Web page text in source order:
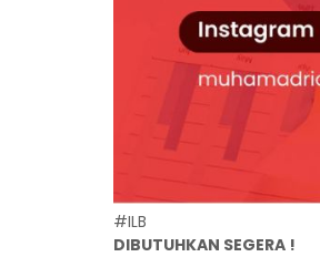
#ILB
DIBUTUHKAN SEGERA !